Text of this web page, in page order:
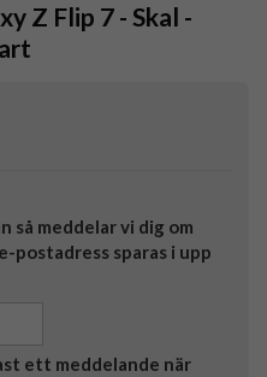
Z Flip 7 - Skal -
så meddelar vi dig om
postadress sparas i upp
ett meddelande när